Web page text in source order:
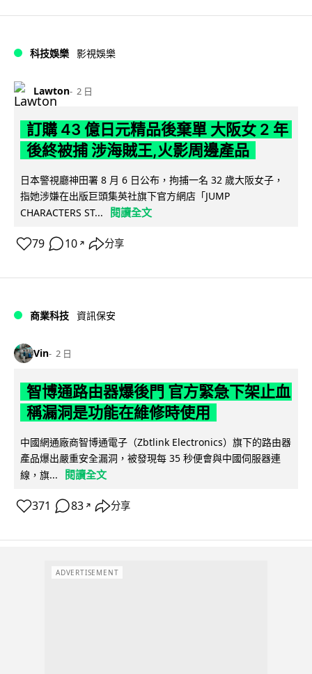
科技娛樂 影視娛樂
Lawton 2 日
訂購 43 億日元精品後棄單 大阪女 2 年
後終被捕 涉海賊王,火影周邊產品
日本警視廳神田署 8 月 6 日公布，拘捕一名 32 歲大阪女子，
指她涉嫌在出版巨頭集英社旗下官方網店「JUMP
CHARACTERS ST...
閱讀全文
79 10 ↗ 分享
商業科技 資訊保安
Vin 2 日
智博通路由器爆後門 官方緊急下架止血
稱漏洞是功能在維修時使用
中國網通廠商智博通電子（Zbtlink Electronics）旗下的路由器
產品爆出嚴重安全漏洞，被發現每 35 秒便會與中國伺服器連
線，旗...
閱讀全文
371 83 ↗ 分享
ADVERTISEMENT